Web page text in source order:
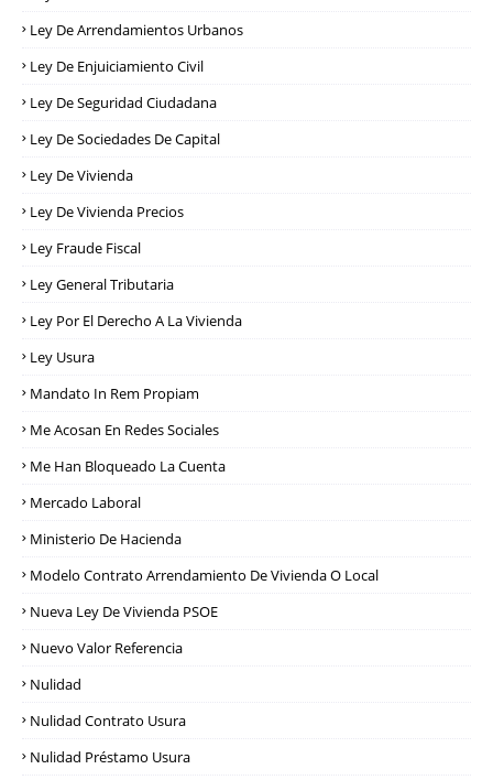
Ley De Arrendamientos Urbanos
Ley De Enjuiciamiento Civil
Ley De Seguridad Ciudadana
Ley De Sociedades De Capital
Ley De Vivienda
Ley De Vivienda Precios
Ley Fraude Fiscal
Ley General Tributaria
Ley Por El Derecho A La Vivienda
Ley Usura
Mandato In Rem Propiam
Me Acosan En Redes Sociales
Me Han Bloqueado La Cuenta
Mercado Laboral
Ministerio De Hacienda
Modelo Contrato Arrendamiento De Vivienda O Local
Nueva Ley De Vivienda PSOE
Nuevo Valor Referencia
Nulidad
Nulidad Contrato Usura
Nulidad Préstamo Usura